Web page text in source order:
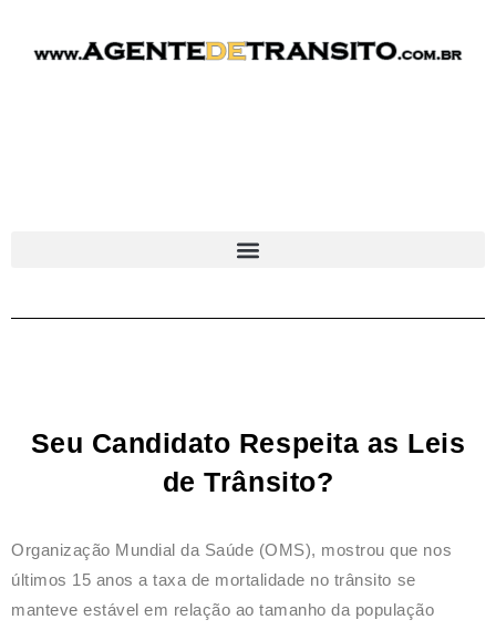
Seu Candidato Respeita as Leis
de Trânsito?
Organização Mundial da Saúde (OMS), mostrou que nos
últimos 15 anos a taxa de mortalidade no trânsito se
manteve estável em relação ao tamanho da população